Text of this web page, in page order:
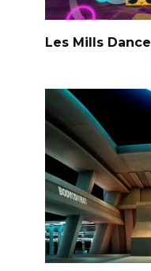
Les Mills Dance